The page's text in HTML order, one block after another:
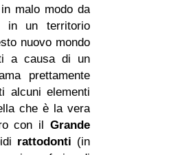
malo modo da
in un territorio
nuovo mondo
a causa di un
prettamente
alcuni elementi
che è la vera
con ilGrande
rattodonti (in